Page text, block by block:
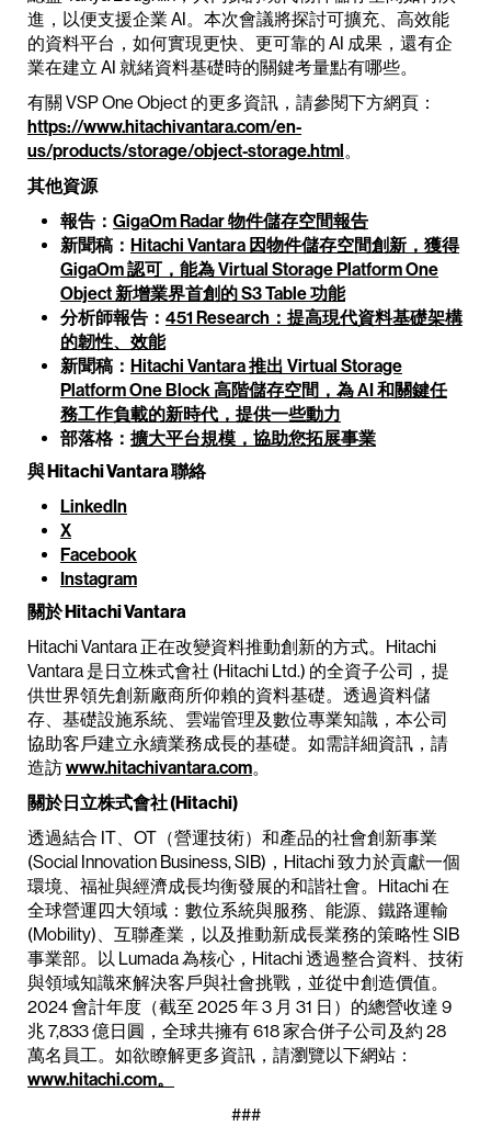
進，以便支援企業 AI。本次會議將探討可擴充、高效能
的資料平台，如何實現更快、更可靠的 AI 成果，還有企
業在建立 AI 就緒資料基礎時的關鍵考量點有哪些。
有關 VSP One Object 的更多資訊，請參閱下方網頁：
https://www.hitachivantara.com/en-
us/products/storage/object-storage.html。
其他資源
報告： GigaOm Radar 物件儲存空間報告
新聞稿： Hitachi Vantara 因物件儲存空間創新，獲得
GigaOm 認可，能為 Virtual Storage Platform One
Object 新增業界首創的 S3 Table 功能
分析師報告： 451 Research：提高現代資料基礎架構
的韌性、效能
新聞稿： Hitachi Vantara 推出 Virtual Storage
Platform One Block 高階儲存空間，為 AI 和關鍵任
務工作負載的新時代，提供一些動力
部落格： 擴大平台規模，協助您拓展事業
與 Hitachi Vantara 聯絡
LinkedIn
X
Facebook
Instagram
關於 Hitachi Vantara
Hitachi Vantara 正在改變資料推動創新的方式。Hitachi
Vantara 是日立株式會社 (Hitachi Ltd.) 的全資子公司，提
供世界領先創新廠商所仰賴的資料基礎。透過資料儲
存、基礎設施系統、雲端管理及數位專業知識，本公司
協助客戶建立永續業務成長的基礎。如需詳細資訊，請
造訪www.hitachivantara.com。
關於日立株式會社 (Hitachi)
透過結合 IT、OT（營運技術）和產品的社會創新事業
(Social Innovation Business, SIB)，Hitachi 致力於貢獻一個
環境、福祉與經濟成長均衡發展的和諧社會。Hitachi 在
全球營運四大領域：數位系統與服務、能源、鐵路運輸
(Mobility)、互聯產業，以及推動新成長業務的策略性 SIB
事業部。以 Lumada 為核心，Hitachi 透過整合資料、技術
與領域知識來解決客戶與社會挑戰，並從中創造價值。
2024 會計年度（截至 2025 年 3 月 31 日）的總營收達 9
兆 7,833 億日圓，全球共擁有 618 家合併子公司及約 28
萬名員工。如欲瞭解更多資訊，請瀏覽以下網站：
www.hitachi.com。
###